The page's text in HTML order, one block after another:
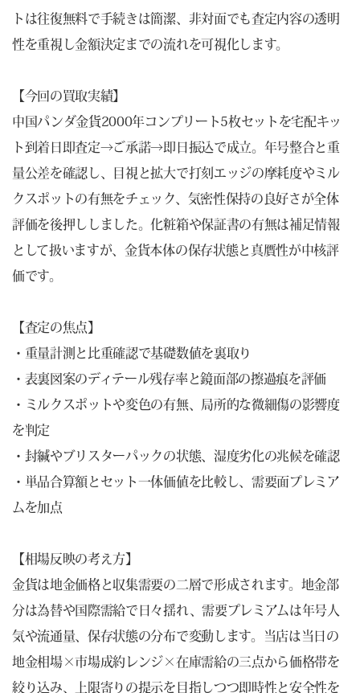
トは往復無料で手続きは簡潔、非対面でも査定内容の透明
性を重視し金額決定までの流れを可視化します。
【今回の買取実績】
中国パンダ金貨2000年コンプリート5枚セットを宅配キッ
ト到着日即査定→ご承諾→即日振込で成立。年号整合と重
量公差を確認し、目視と拡大で打刻エッジの摩耗度やミル
クスポットの有無をチェック、気密性保持の良好さが全体
評価を後押ししました。化粧箱や保証書の有無は補足情報
として扱いますが、金貨本体の保存状態と真贋性が中核評
価です。
【査定の焦点】
・重量計測と比重確認で基礎数値を裏取り
・表裏図案のディテール残存率と鏡面部の擦過痕を評価
・ミルクスポットや変色の有無、局所的な微細傷の影響度
を判定
・封緘やブリスターパックの状態、湿度劣化の兆候を確認
・単品合算額とセット一体価値を比較し、需要面プレミア
ムを加点
【相場反映の考え方】
金貨は地金価格と収集需要の二層で形成されます。地金部
分は為替や国際需給で日々揺れ、需要プレミアムは年号人
気や流通量、保存状態の分布で変動します。当店は当日の
地金相場×市場成約レンジ×在庫需給の三点から価格帯を
絞り込み、上限寄りの提示を目指しつつ即時性と安全性を